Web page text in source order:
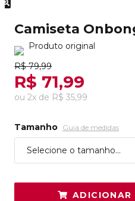
Camiseta
Produto original
R$ 79,99
R$ 71,99
ou 2x de R$ 35,99
Tamanho Guia de medidas
Selecione o tamanho...
ADICIONAR